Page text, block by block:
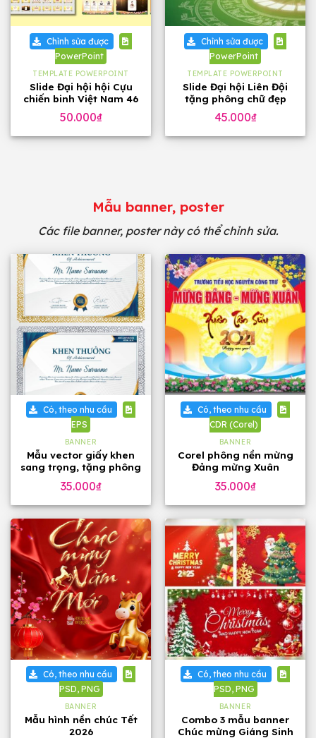
Chỉnh sửa được
PowerPoint
TEMPLATE POWERPOINT
Slide Đại hội hội Cựu
chiến binh Việt Nam 46
trang, tặng phông chữ
50.000₫
Chỉnh sửa được
PowerPoint
TEMPLATE POWERPOINT
Slide Đại hội Liên Đội
tặng phông chữ đẹp
45.000₫
Mẫu banner, poster
Các file banner, poster này có thể chỉnh sửa.
Có, theo nhu cầu
EPS
BANNER
Mẫu vector giấy khen
sang trọng, tặng phông
35.000₫
Có, theo nhu cầu
CDR (Corel)
BANNER
Corel phông nền mừng
Đảng mừng Xuân
35.000₫
Có, theo nhu cầu
PSD, PNG
BANNER
Mẫu hình nền chúc Tết
2026
Có, theo nhu cầu
PSD, PNG
BANNER
Combo 3 mẫu banner
Chúc mừng Giáng Sinh